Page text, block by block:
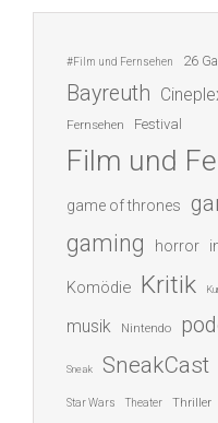
#Film und Fernsehen 26
Bayreuth
Fernsehen Festival
Film und
game of thrones
gaming horror
Komödie Kritik
musik Nintendo
Sneak SneakCast
Star Wars Theater Thriller